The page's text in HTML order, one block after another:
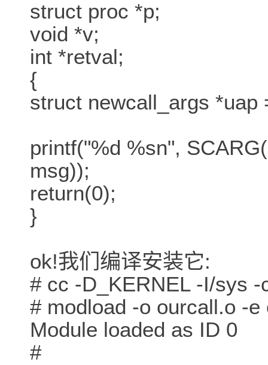
struct proc *p;
void *v;
int *retval;
{
struct newcall_args *uap
printf("%d %sn",
msg));
return(0);
}
ok!我们编译安装它:
# cc -D_KERNEL -I/sys
# modload -o ourcall.o -
Module loaded as ID 0
#